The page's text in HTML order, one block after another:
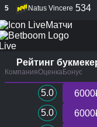
5 Natus Vincere 534
Матчи
Live
Рейтинг
КомпанияОценкаБонус
5.0
5.0